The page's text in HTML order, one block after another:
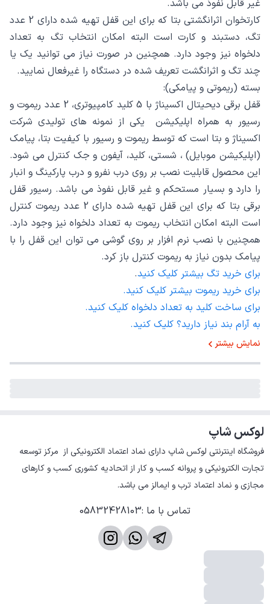
غیر قابل نفوذ می باشد.
کارتخوان اثرانگشتی بتا که برای این قفل تهیه شده دارای 2 عدد
تگ، دستبند و کارت است البته امکان انتخاب تگ به تعداد
دلخواه نیز وجود دارد. همچنین در صورت نیاز می توانید یک یا
چند تگ و اثرانگشت تعریف شده در دستگاه را غیرفعال نمایید.
بسته (ریموتی و پیامکی):
قفل برقی دیحیتال اکسیناژ با 5 کلید کامپیوتری، 2 عدد ریموت و
رسیور به همراه اپلیکیشن یکی از نمونه های تولیدی شرکت
اکسیناژ و بتا است که توسط ریموت و رسیور با کیفیت بتا، پیامک
(اپلیکیشن موبایل) ، شستی، کلید، آیفون و جک کنترل می شود.
این محصول قابلیت نصب بر روی درب نفرو و درب پارکینگ و انبار
را دارد و بسیار مستحکم و غیر قابل نفوذ می باشد. رسیور قفل
برقی بتا که برای این قفل تهیه شده دارای 2 عدد ریموت کنترل
است البته امکان انتخاب ریموت به تعداد دلخواه نیز وجود دارد.
همچنین با نصب نرم افزار بر روی گوشی می توان این قفل را با
پیامک بدون نیاز به ریموت کنترل باز کرد.
برای خرید تگ بیشتر کلیک کنید.
برای خرید ریموت بیشتر کلیک کنید.
برای ساخت کلید به تعداد دلخواه کلیک کنید.
به آرام بند نیاز دارید؟ کلیک کنید.
نمایش بیشتر
لوکس شاپ
مجازی و نماد اعتماد ترب و ایمالز می باشد.
تماس با ما :
05832428103